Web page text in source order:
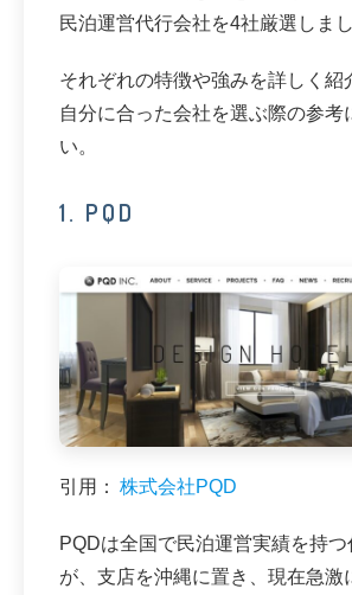
民泊運営代行会社を4社厳選しまし
それぞれの特徴や強みを詳しく紹
自分に合った会社を選ぶ際の参考
い。
1. PQD
引用： 株式会社PQD
PQDは全国で民泊運営実績を持
が、支店を沖縄に置き、現在急激